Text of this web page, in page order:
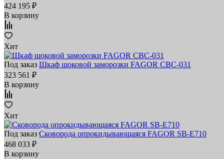
424 195 ₽
В корзину
Хит
Под заказ Шкаф шоковой заморозки FAGOR CBC-031
323 561 ₽
В корзину
Хит
Под заказ Сковорода опрокидывающаяся FAGOR SB-E710
468 033 ₽
В корзину